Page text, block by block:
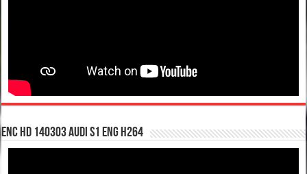
enc hd 140303 Audi S1 ENG H264